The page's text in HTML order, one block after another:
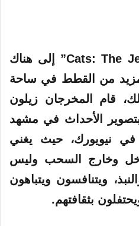
يصل فيلم “Cats: The Jellicle Ball” إلى هناك
مزيد من القطط في ساحة
قام المخرجان زيلون
الأحداث في مشهد
في نيويورك، حيث يغني
وخارج السحب وليس
ويتنافسون ويتباهون
بثقافتهم.